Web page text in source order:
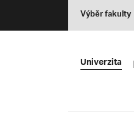
Výběr fakulty
Univerzita